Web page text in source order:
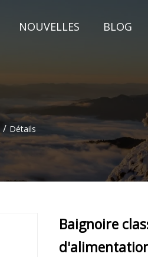
NOUVELLES BLOG
/ Détails
Baignoire